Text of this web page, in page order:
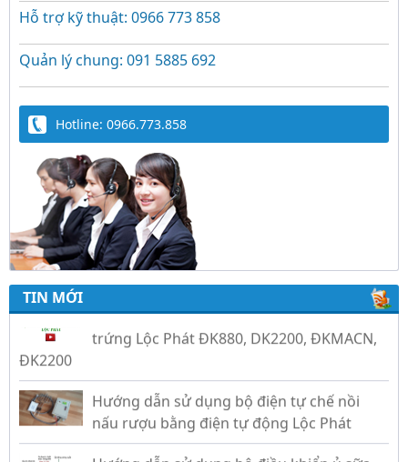
Hỗ trợ kỹ thuật: 0966 773 858
Quản lý chung: 091 5885 692
Hotline: 0966.773.858
TIN MỚI
Trứng Giả Lộc Phát Có Nước - Giải Pháp Ấp
Hiệu Quả Cho Gà, Vịt, Bồ Câu
Video hướng dẫn cài đặt bộ điều khiển ấp
trứng Lộc Phát ĐK880, DK2200, ĐKMACN,
ĐK2200
nấu rượu bằng điện tự động Lộc Phát
Hướng dẫn sử dụng bộ điều khiển ủ sữa
chua công nghiệp Lộc Phát
Hướng dẫn sử dụng bộ điều khiển độ ẩm